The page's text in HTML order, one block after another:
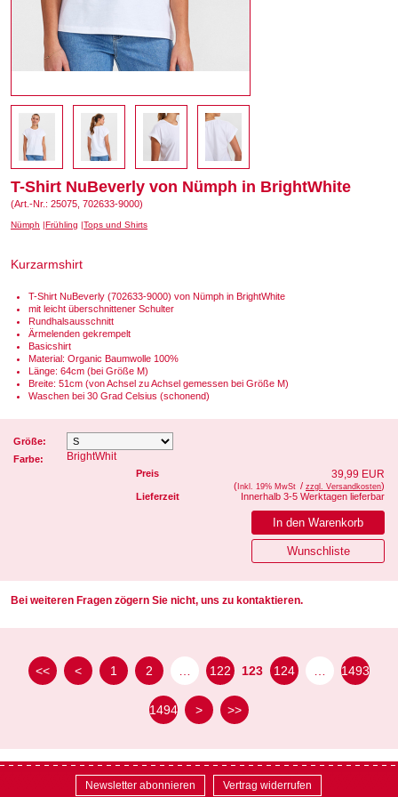
T-Shirt NuBeverly von Nümph in BrightWhite
(Art.-Nr.: 25075, 702633-9000)
Nümph Frühling Tops und Shirts
Kurzarmshirt
T-Shirt NuBeverly (702633-9000) von Nümph in BrightWhite
mit leicht überschnittener Schulter
Rundhalsausschnitt
Ärmelenden gekrempelt
Basicshirt
Material: Organic Baumwolle 100%
Länge: 64cm (bei Größe M)
Breite: 51cm (von Achsel zu Achsel gemessen bei Größe M)
Waschen bei 30 Grad Celsius (schonend)
Größe:
Farbe:
BrightWhit
Preis 39,99 EUR
( Inkl. 19% MwSt / zzgl. Versandkosten)
Lieferzeit
Innerhalb 3-5 Werktagen lieferbar
Bei weiteren Fragen zögern Sie nicht, uns zu kontaktieren.
<< < 1 2 122 123 124 1493
1494 > >>
Newsletter abonnieren Vertrag widerrufen